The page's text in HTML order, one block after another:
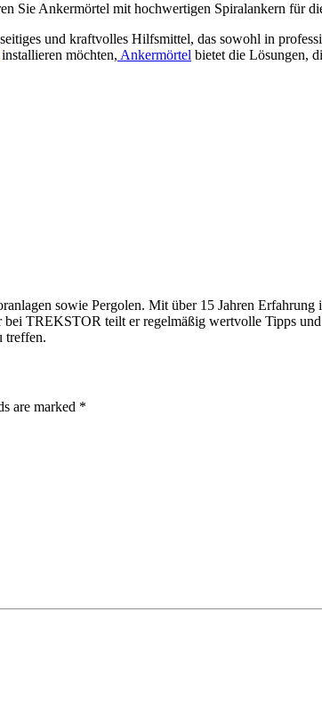
Sie Ankermörtel mit hochwertigen Spiralankern für
und kraftvolles Hilfsmittel, das sowohl in
möchten, Ankermörtel bietet die Lösungen,
sowie Pergolen. Mit über 15 Jahren
TREKSTOR teilt er regelmäßig wertvolle Tipps
treffen.
are marked *